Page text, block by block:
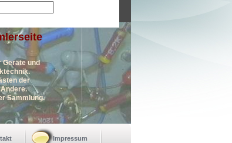
Geräte und
der
Sammlung.
Impressum